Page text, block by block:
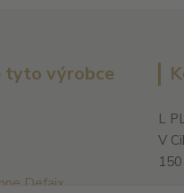
tyto výrobce
Defaix
L
V